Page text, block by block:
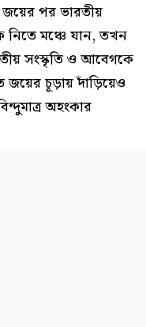
পর ভারতীয়
নিতে মঞ্চে যান, তখন
সংস্কৃতি ও আবেগকে
চূড়ায় দাঁড়িয়েও
অহংকার